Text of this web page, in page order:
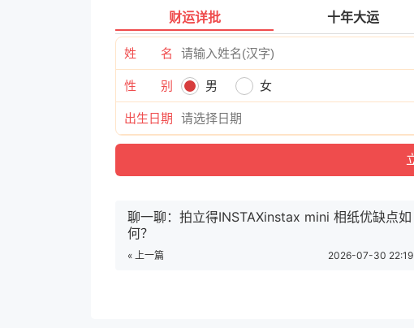
容声BCD-520WD17MP价格参考：
财运详批 十年大运
姓 名
性 别 男 女
出生日期
聊一聊：拍立得INSTAXinstax mini 相纸优缺点如
何？
« 上一篇 2026-07-30 22:19